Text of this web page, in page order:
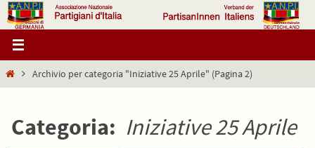
Salta
al
contenuto
HomeArchivio per categoria "Iniziative 25 Aprile" (Pagina 2)
Categoria: Iniziative 25 Aprile